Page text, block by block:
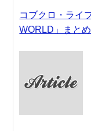
コブクロ・ライ
WORLD」まと